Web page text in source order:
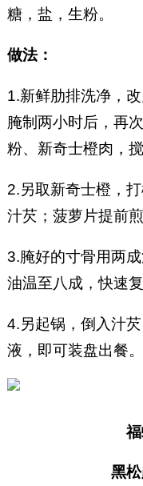
糖，盐，生粉。
做法：
1.新鲜肋排洗净，
腌制两小时后，再
粉、新奇士橙肉，
2.另取新奇士橙，
汁芡；菠萝片提前煎
3.腌好的寸骨用两
油温至八成，快速
4.另起锅，倒入汁
液，即可装盘出餐。
黑